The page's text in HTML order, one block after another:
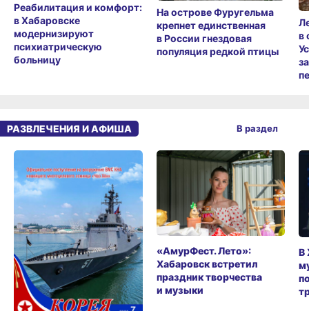
Реабилитация и комфорт:
в Хабаровске
модернизируют
психиатрическую
больницу
На острове Фуругельма
крепнет единственная
в России гнездовая
популяция редкой птицы
в
РАЗВЛЕЧЕНИЯ И АФИША
«АмурФест. Лето»:
Хабаровск встретил
праздник творчества
и музыки
В
В раздел